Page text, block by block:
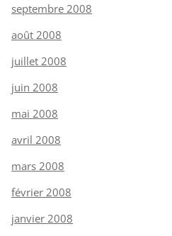
septembre 2008
août 2008
juillet 2008
juin 2008
mai 2008
avril 2008
mars 2008
février 2008
janvier 2008